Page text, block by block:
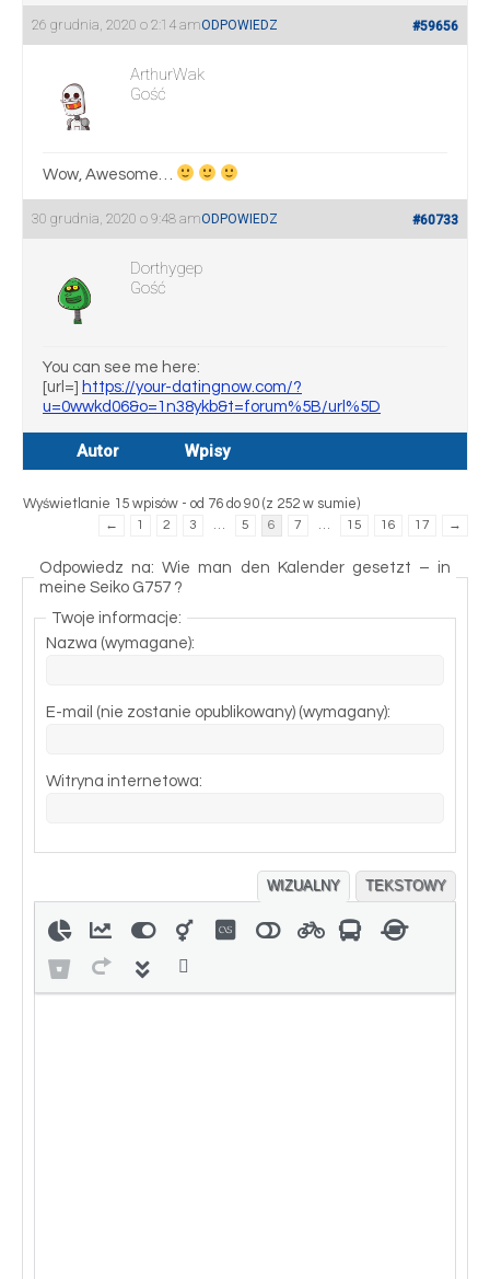
26 grudnia, 2020 o 2:14 am #59656
ODPOWIEDZ
ArthurWak
Gość
Wow, Awesome…
30 grudnia, 2020 o 9:48 am #60733
ODPOWIEDZ
Dorthygep
Gość
You can see me here:
[url=] https://your-datingnow.com/?
u=0wwkd06&o=1n38ykb&t=forum%5B/url%5D
Autor Wpisy
Wyświetlanie 15 wpisów - od 76 do 90 (z 252 w sumie)
← 1 2 3 5 6 7 15 16 17 →
Odpowiedz na: Wie man den Kalender gesetzt – in
meine Seiko G757 ?
Twoje informacje:
Nazwa (wymagane):
E-mail (nie zostanie opublikowany) (wymagany):
Witryna internetowa:
WIZUALNY TEKSTOWY